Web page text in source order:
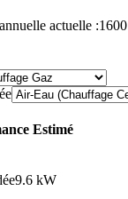
actuelle :1600
Estimé
9.6 kW